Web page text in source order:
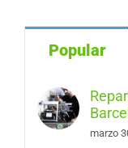
Popular
marzo